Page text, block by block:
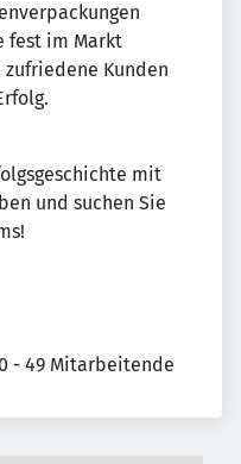
fest im Markt
Kunden
mit
und suchen Sie
- 49 Mitarbeitende